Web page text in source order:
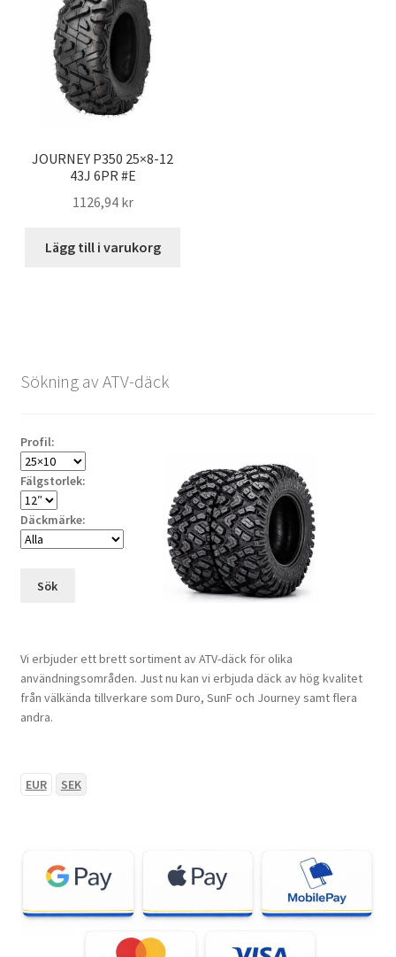
JOURNEY P350 25×8-12
43J 6PR #E
1126,94 kr
Lägg till i varukorg
Sökning av ATV-däck
Profil:
Fälgstorlek:
Däckmärke:
Sök
Vi erbjuder ett brett sortiment av ATV-däck för olika
användningsområden. Just nu kan vi erbjuda däck av hög kvalitet
från välkända tillverkare som Duro, SunF och Journey samt flera
andra.
EUR SEK